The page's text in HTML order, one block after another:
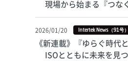
現場から始まる『つな
2026/01/20 Intertek News（91号）
《新連載》『ゆらぐ時代
ISOとともに未来を見